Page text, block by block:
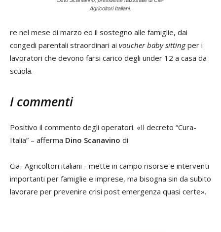
Agricoltori Italiani.
re nel mese di marzo ed il sostegno alle famiglie, dai
congedi parentali straordinari ai voucher baby sittingper i
lavoratori che devono farsi carico degli under 12 a casa da
scuola.
I commenti
Positivo il commento degli operatori. «Il decreto “Cura-
Italia” – afferma Dino Scanavino di
Cia- Agricoltori italiani - mette in campo risorse e interventi
importanti per famiglie e imprese, ma bisogna sin da subito
lavorare per prevenire crisi post emergenza quasi certe».